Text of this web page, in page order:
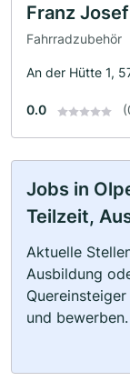
Franz
Fahrradzubehör
An der Hütte 1,
0.0
Jobs in
Teilzeit,
Aktuelle
Ausbildung
und bewerben.